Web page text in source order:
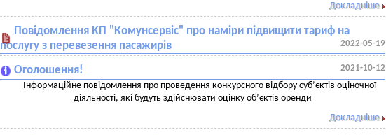
Докладніше
Повідомлення КП "Комунсервіс" про наміри підвищити тариф на
послугу з перевезення пасажирів
2022-05-19
Оголошення! 2021-10-12
Інформаційне повідомлення про проведення конкурсного відбору суб’єктів оціночної
діяльності, які будуть здійснювати оцінку об’єктів оренди
Докладніше